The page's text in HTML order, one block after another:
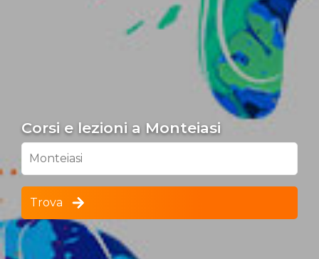
Corsi e lezioni a Monteiasi
Monteiasi
Trova